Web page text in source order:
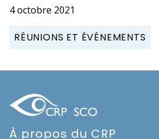
4 octobre 2021
RÉUNIONS ET ÉVÉNEMENTS
À propos du CRP